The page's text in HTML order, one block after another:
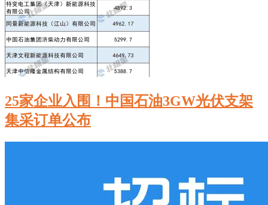
25家企业入围！中国石油3GW光伏支架
集采订单公布